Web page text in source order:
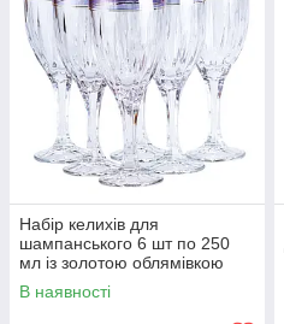
Набір келихів для
шампанського 6 шт по 250
мл із золотою облямівкою
HP549
В наявності